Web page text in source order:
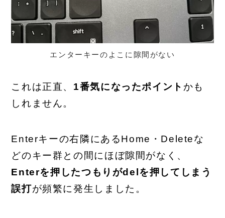
エンターキーのよこに隙間がない
これは正直、 1番気になったポイント かも
しれません。
Enterキーの右隣にあるHome・Deleteな
どのキー群との間にほぼ隙間がなく、
Enterを押したつもりがdelを押してしまう
誤打が頻繁に発生しました。